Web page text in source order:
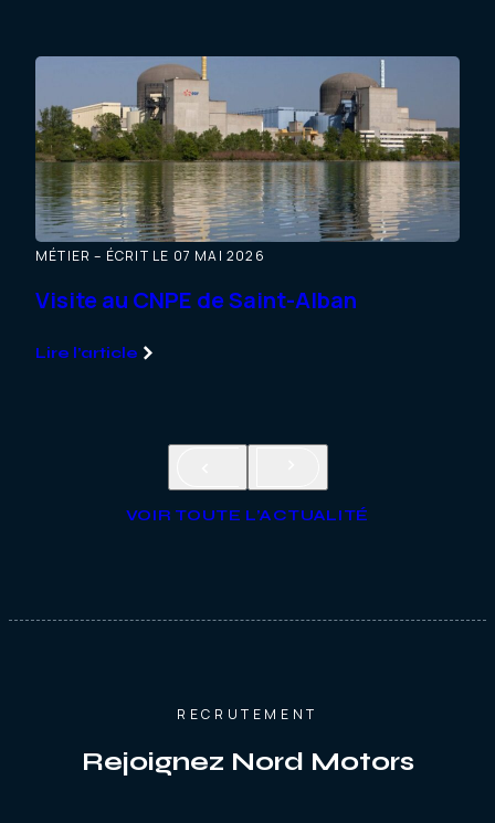
MÉTIER – ÉCRIT LE 07 MAI 2026
Visite au CNPE de Saint-Alban
Lire l’article
VOIR TOUTE L’ACTUALITÉ
RECRUTEMENT
Rejoignez Nord Motors